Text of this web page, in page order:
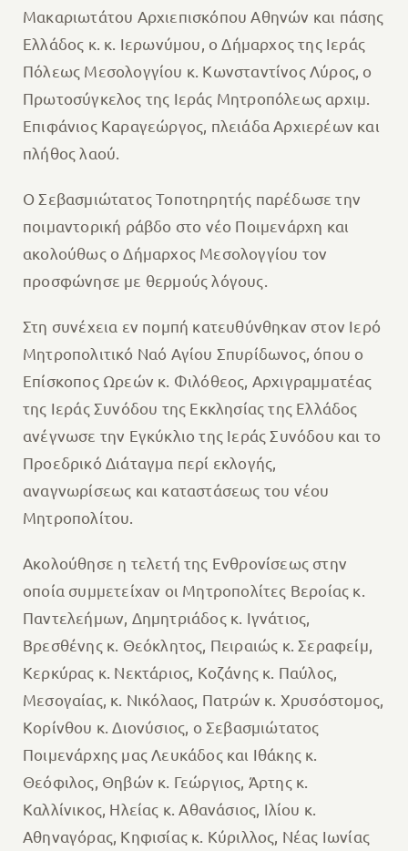
Μακαριωτάτου Αρχιεπισκόπου Αθηνών και πάσης
Ελλάδος κ. κ. Ιερωνύμου, ο Δήμαρχος της Ιεράς
Πόλεως Μεσολογγίου κ. Κωνσταντίνος Λύρος, ο
Πρωτοσύγκελος της Ιεράς Μητροπόλεως αρχιμ.
Επιφάνιος Καραγεώργος, πλειάδα Αρχιερέων και
πλήθος λαού.
Ο Σεβασμιώτατος Τοποτηρητής παρέδωσε την
ποιμαντορική ράβδο στο νέο Ποιμενάρχη και
ακολούθως ο Δήμαρχος Μεσολογγίου τον
προσφώνησε με θερμούς λόγους.
Στη συνέχεια εν πομπή κατευθύνθηκαν στον Ιερό
Μητροπολιτικό Ναό Αγίου Σπυρίδωνος, όπου ο
Επίσκοπος Ωρεών κ. Φιλόθεος, Αρχιγραμματέας
της Ιεράς Συνόδου της Εκκλησίας της Ελλάδος
ανέγνωσε την Εγκύκλιο της Ιεράς Συνόδου και το
Προεδρικό Διάταγμα περί εκλογής,
αναγνωρίσεως και καταστάσεως του νέου
Μητροπολίτου.
Ακολούθησε η τελετή της Ενθρονίσεως στην
οποία συμμετείχαν οι Μητροπολίτες Βεροίας κ.
Παντελεήμων, Δημητριάδος κ. Ιγνάτιος,
Βρεσθένης κ. Θεόκλητος, Πειραιώς κ. Σεραφείμ,
Κερκύρας κ. Νεκτάριος, Κοζάνης κ. Παύλος,
Μεσογαίας, κ. Νικόλαος, Πατρών κ. Χρυσόστομος,
Κορίνθου κ. Διονύσιος, ο Σεβασμιώτατος
Ποιμενάρχης μας Λευκάδος και Ιθάκης κ.
Θεόφιλος, Θηβών κ. Γεώργιος, Άρτης κ.
Καλλίνικος, Ηλείας κ. Αθανάσιος, Ιλίου κ.
Αθηναγόρας, Κηφισίας κ. Κύριλλος, Νέας Ιωνίας